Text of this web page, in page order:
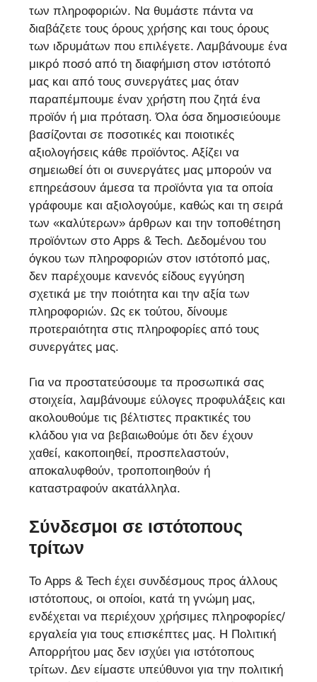
των πληροφοριών. Να θυμάστε πάντα να
διαβάζετε τους όρους χρήσης και τους όρους
των ιδρυμάτων που επιλέγετε. Λαμβάνουμε ένα
μικρό ποσό από τη διαφήμιση στον ιστότοπό
μας και από τους συνεργάτες μας όταν
παραπέμπουμε έναν χρήστη που ζητά ένα
προϊόν ή μια πρόταση. Όλα όσα δημοσιεύουμε
βασίζονται σε ποσοτικές και ποιοτικές
αξιολογήσεις κάθε προϊόντος. Αξίζει να
σημειωθεί ότι οι συνεργάτες μας μπορούν να
επηρεάσουν άμεσα τα προϊόντα για τα οποία
γράφουμε και αξιολογούμε, καθώς και τη σειρά
των «καλύτερων» άρθρων και την τοποθέτηση
προϊόντων στο Apps & Tech. Δεδομένου του
όγκου των πληροφοριών στον ιστότοπό μας,
δεν παρέχουμε κανενός είδους εγγύηση
σχετικά με την ποιότητα και την αξία των
πληροφοριών. Ως εκ τούτου, δίνουμε
προτεραιότητα στις πληροφορίες από τους
συνεργάτες μας.
Για να προστατεύσουμε τα προσωπικά σας
στοιχεία, λαμβάνουμε εύλογες προφυλάξεις και
ακολουθούμε τις βέλτιστες πρακτικές του
κλάδου για να βεβαιωθούμε ότι δεν έχουν
χαθεί, κακοποιηθεί, προσπελαστούν,
αποκαλυφθούν, τροποποιηθούν ή
καταστραφούν ακατάλληλα.
Σύνδεσμοι σε ιστότοπους
τρίτων
Το Apps & Tech έχει συνδέσμους προς άλλους
ιστότοπους, οι οποίοι, κατά τη γνώμη μας,
ενδέχεται να περιέχουν χρήσιμες πληροφορίες/
εργαλεία για τους επισκέπτες μας. Η Πολιτική
Απορρήτου μας δεν ισχύει για ιστότοπους
τρίτων. Δεν είμαστε υπεύθυνοι για την πολιτική